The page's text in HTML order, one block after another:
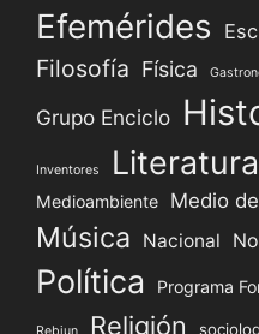
Efemérides
Filosofía Física
Grupo Enciclo
Inventores Literatura
Medioambiente Medio
Música Nacional
Política Programa
Rebiun Religión